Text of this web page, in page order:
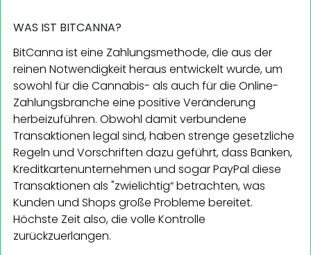
WAS IST BITCANNA?
BitCanna ist eine Zahlungsmethode, die aus der
reinen Notwendigkeit heraus entwickelt wurde, um
sowohl für die Cannabis- als auch für die Online-
Zahlungsbranche eine positive Veränderung
herbeizuführen. Obwohl damit verbundene
Transaktionen legal sind, haben strenge gesetzliche
Regeln und Vorschriften dazu geführt, dass Banken,
Kreditkartenunternehmen und sogar PayPal diese
Transaktionen als "zwielichtig“ betrachten, was
Kunden und Shops große Probleme bereitet.
Höchste Zeit also, die volle Kontrolle
zurückzuerlangen.